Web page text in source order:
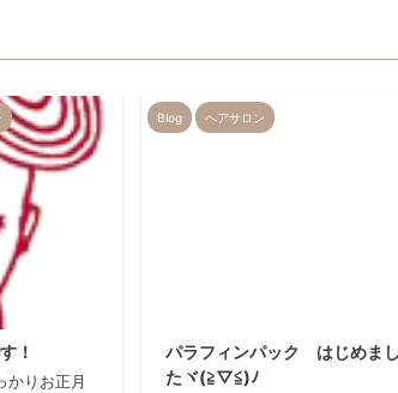
！
かりお正月
Blog ヘアサロン
パラフィンパック はじめまし
たヾ(≧▽≦)ﾉ